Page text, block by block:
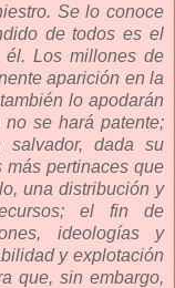
Se lo conoce
de todos es el
él. Los millones de
aparición en la
lo apodarán
se hará patente;
salvador, dada su
pertinaces que
una distribución y
el fin de
ideologías y
y explotación
que, sin embargo,